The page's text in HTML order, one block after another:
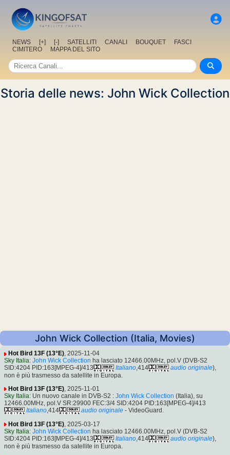
NEWS [+] [-] SATELLITI CANALI BOUQUET
FASCI
CIMITERO
MAPPA DEL SITO
Storia delle news: John Wick Collection
John Wick Collection (Italia, Movies)
Hot Bird 13F (13°E), 2025-11-04
Sky Italia: John Wick Collection ha lasciato 12466.00MHz, pol.V (DVB-S2
SID:4204 PID:163[MPEG-4]/413
Italiano,414 audio originale),
non è più trasmesso da satellite in Europa.
Hot Bird 13F (13°E), 2025-11-01
Sky Italia: Un nuovo canale in DVB-S2 : John Wick Collection (Italia), su
12466.00MHz, pol.V SR:29900 FEC:3/4 SID:4204 PID:163[MPEG-4]/413
Italiano,414 audio originale - VideoGuard.
Hot Bird 13F (13°E), 2025-03-17
Sky Italia: John Wick Collection ha lasciato 12466.00MHz, pol.V (DVB-S2
SID:4204 PID:163[MPEG-4]/413
Italiano,414 audio originale),
non è più trasmesso da satellite in Europa.